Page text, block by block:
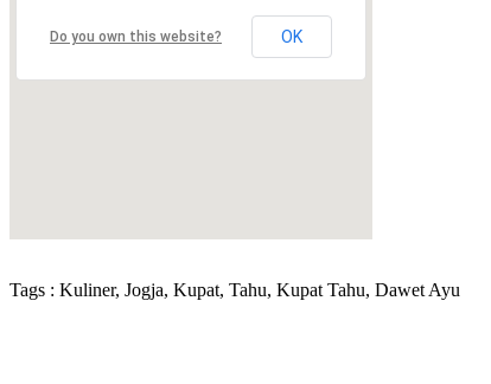
Do you own this website? OK
Tags : Kuliner, Jogja, Kupat, Tahu, Kupat Tahu, Dawet Ayu